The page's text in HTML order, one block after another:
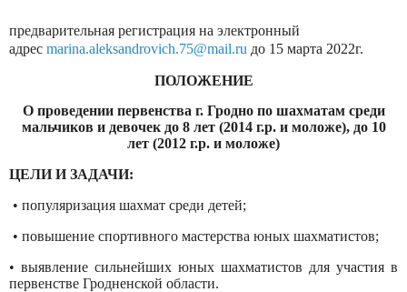
предварительная регистрация на электронный
адрес marina.aleksandrovich.75@mail.ru до 15 марта 2022г.
ПОЛОЖЕНИЕ
О проведении первенства г. Гродно по шахматам среди
мальчиков и девочек до 8 лет (2014 г.р. и моложе), до 10
лет (2012 г.р. и моложе)
ЦЕЛИ И ЗАДАЧИ:
• популяризация шахмат среди детей;
• повышение спортивного мастерства юных шахматистов;
• выявление сильнейших юных шахматистов для участия в
первенстве Гродненской области.